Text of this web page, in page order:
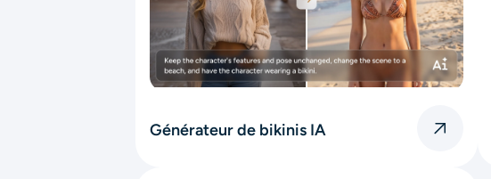
Générateur de bikinis IA